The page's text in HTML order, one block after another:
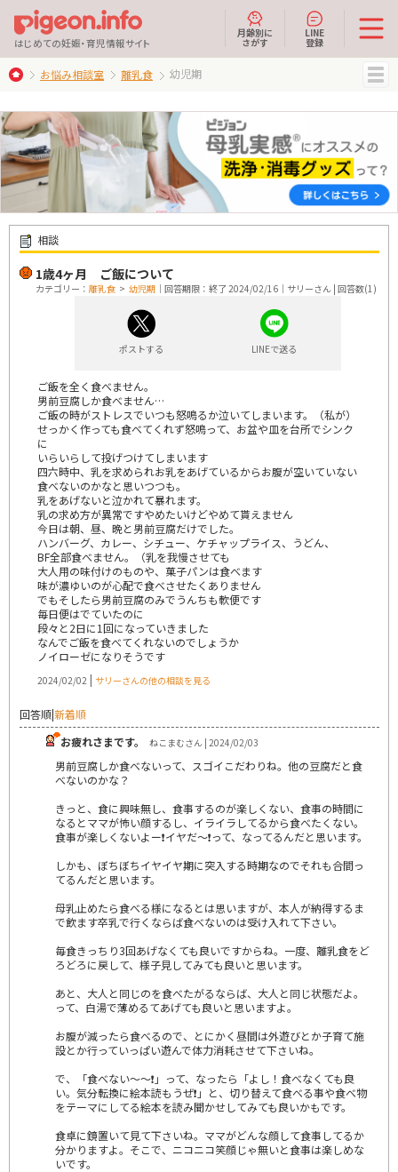
はじめての妊娠・育児情報サイト
月齢別に
さがす
LINE
登録
お悩み相談室 離乳食 幼児期
相談
1歳4ヶ月 ご飯について
カテゴリー： 離乳食 > 幼児期 ｜回答期限：終了 2024/02/16｜サリーさん | 回答数(1)
ポストする LINEで送る
ご飯を全く食べません。
男前豆腐しか食べません…
ご飯の時がストレスでいつも怒鳴るか泣いてしまいます。（私が）
せっかく作っても食べてくれず怒鳴って、お盆や皿を台所でシンク
に
いらいらして投げつけてしまいます
四六時中、乳を求められお乳をあげているからお腹が空いていない
食べないのかなと思いつつも。
乳をあげないと泣かれて暴れます。
乳の求め方が異常ですやめたいけどやめて貰えません
今日は朝、昼、晩と男前豆腐だけでした。
ハンバーグ、カレー、シチュー、ケチャップライス、うどん、
BF全部食べません。（乳を我慢させても
大人用の味付けのものや、菓子パンは食べます
味が濃ゆいのが心配で食べさせたくありません
でもそしたら男前豆腐のみでうんちも軟便です
毎日便はでていたのに
段々と2日に1回になっていきました
なんでご飯を食べてくれないのでしょうか
ノイローゼになりそうです
2024/02/02 | サリーさんの他の相談を見る
回答順|新着順
お疲れさまです。
ねこまむさん | 2024/02/03
男前豆腐しか食べないって、スゴイこだわりね。他の豆腐だと食
べないのかな？
きっと、食に興味無し、食事するのが楽しくない、食事の時間に
なるとママが怖い顔するし、イライラしてるから食べたくない。
食事が楽しくないよー❗イヤだ～❗って、なってるんだと思います。
しかも、ぼちぼちイヤイヤ期に突入する時期なのでそれも合間っ
てるんだと思います。
母乳止めたら食べる様になるとは思いますが、本人が納得するま
で飲ます卒乳で行くならば食べないのは受け入れて下さい。
毎食きっちり3回あげなくても良いですからね。一度、離乳食をど
ろどろに戻して、様子見してみても良いと思います。
あと、大人と同じのを食べたがるならば、大人と同じ状態だよ。
って、白湯で薄めるてあげても良いと思いますよ。
お腹が減ったら食べるので、とにかく昼間は外遊びとか子育て施
設とか行っていっぱい遊んで体力消耗させて下さいね。
で、「食べない～～❗」って、なったら「よし！食べなくても良
い。気分転換に絵本読もうぜ❗」と、切り替えて食べる事や食べ物
をテーマにしてる絵本を読み聞かせしてみても良いかもです。
食卓に鏡置いて見て下さいね。ママがどんな顔して食事してるか
分かりますよ。そこで、ニコニコ笑顔じゃ無いと食事は楽しめな
いです。